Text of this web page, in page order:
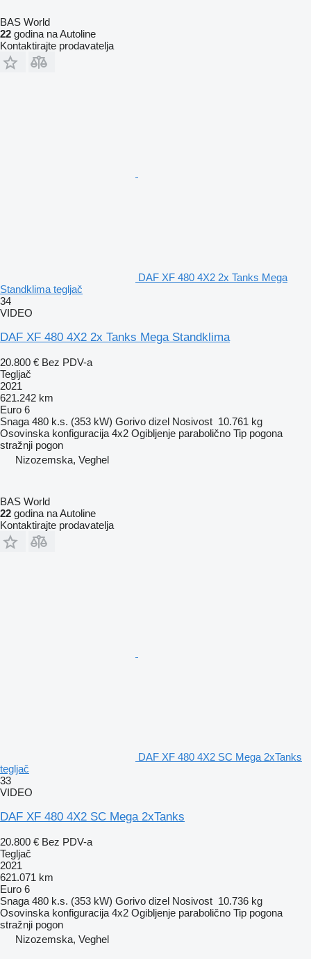
BAS World
22 godina na Autoline
Kontaktirajte prodavatelja
DAF XF 480 4X2 2x Tanks Mega
Standklima tegljač
34
VIDEO
DAF XF 480 4X2 2x Tanks Mega Standklima
20.800 € Bez PDV-a
Tegljač
2021
621.242 km
Euro 6
Snaga 480 k.s. (353 kW) Gorivo dizel Nosivost 10.761 kg
Osovinska konfiguracija 4x2 Ogibljenje parabolično Tip pogona
stražnji pogon
Nizozemska, Veghel
BAS World
22 godina na Autoline
Kontaktirajte prodavatelja
DAF XF 480 4X2 SC Mega 2xTanks
tegljač
33
VIDEO
DAF XF 480 4X2 SC Mega 2xTanks
20.800 € Bez PDV-a
Tegljač
2021
621.071 km
Euro 6
Snaga 480 k.s. (353 kW) Gorivo dizel Nosivost 10.736 kg
Osovinska konfiguracija 4x2 Ogibljenje parabolično Tip pogona
stražnji pogon
Nizozemska, Veghel